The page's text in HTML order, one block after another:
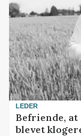
LEDER
Befriende,
blevet